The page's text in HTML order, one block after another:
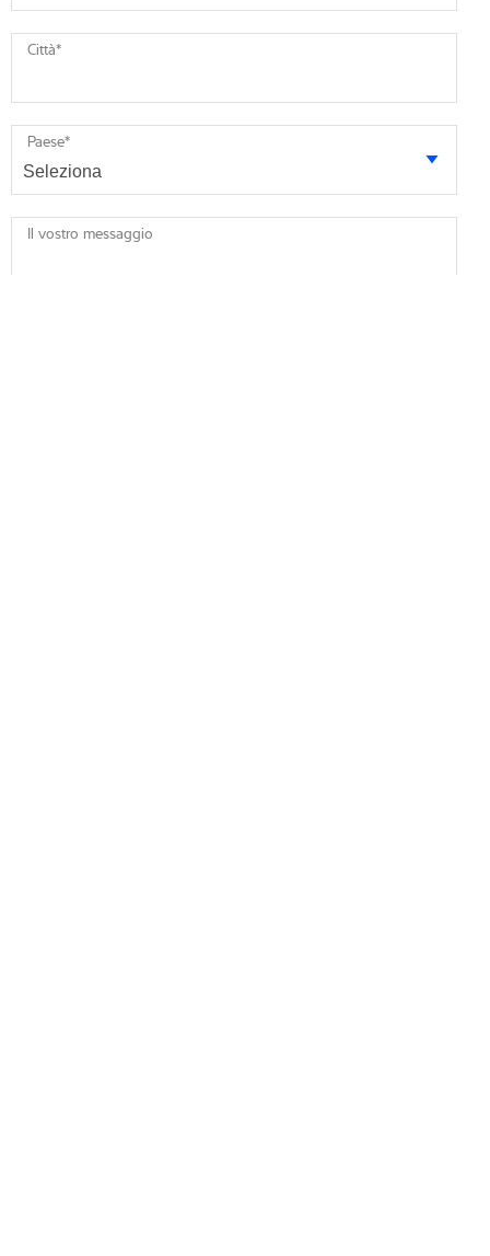
Città*
Paese*
Il vostro messaggio